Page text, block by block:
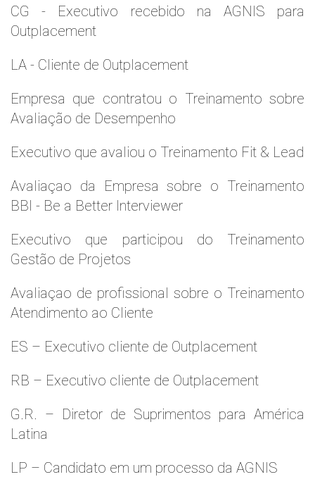
CG - Executivo recebido na AGNIS para
Outplacement
LA - Cliente de Outplacement
Empresa que contratou o Treinamento sobre
Avaliação de Desempenho
Executivo que avaliou o Treinamento Fit & Lead
Avaliaçao da Empresa sobre o Treinamento
BBI - Be a Better Interviewer
Executivo que participou do Treinamento
Gestão de Projetos
Avaliaçao de profissional sobre o Treinamento
Atendimento ao Cliente
ES – Executivo cliente de Outplacement
RB – Executivo cliente de Outplacement
G.R. – Diretor de Suprimentos para América
Latina
LP – Candidato em um processo da AGNIS